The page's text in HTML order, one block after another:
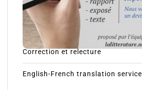
Correction et relecture
English-French translation service